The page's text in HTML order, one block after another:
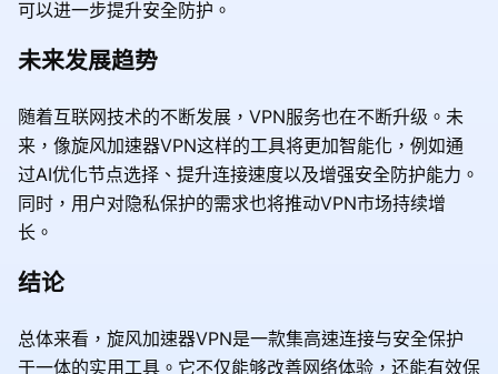
可以进一步提升安全防护。
未来发展趋势
随着互联网技术的不断发展，VPN服务也在不断升级。未
来，像旋风加速器VPN这样的工具将更加智能化，例如通
过AI优化节点选择、提升连接速度以及增强安全防护能力。
同时，用户对隐私保护的需求也将推动VPN市场持续增
长。
结论
总体来看，旋风加速器VPN是一款集高速连接与安全保护
于一体的实用工具。它不仅能够改善网络体验，还能有效保